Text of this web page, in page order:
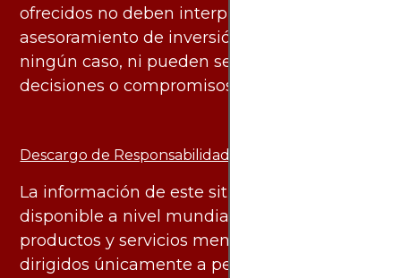
ofrecidos no deben interpretarse como
asesoramiento de inversión ni financiero en
ningún caso, ni pueden servir de base para
decisiones o compromisos de ningún tipo.
Descargo de Responsabilidad:
La información de este sitio web está
disponible a nivel mundial. Sin embargo, los
productos y servicios mencionados están
dirigidos únicamente a personas en